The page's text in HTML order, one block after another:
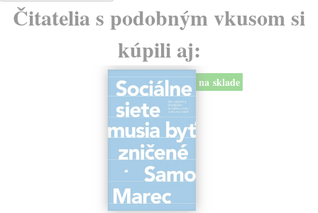
Čitatelia s podobným vkusom si
kúpili aj:
na sklade